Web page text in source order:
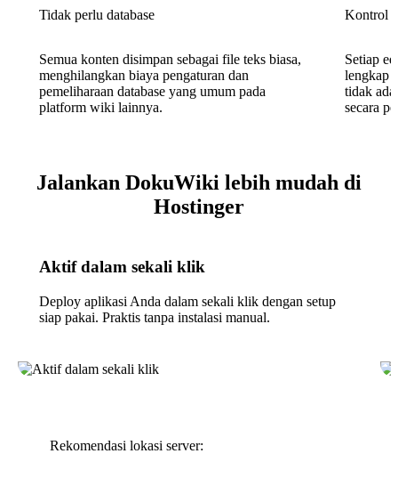
Tidak perlu database
Semua konten disimpan sebagai file teks biasa,
menghilangkan biaya pengaturan dan
pemeliharaan database yang umum pada
platform wiki lainnya.
Kontrol
Setiap
lengkap
tidak
secara
Jalankan DokuWiki lebih mudah di
Hostinger
Aktif dalam sekali klik
Deploy aplikasi Anda dalam sekali klik dengan setup
siap pakai. Praktis tanpa instalasi manual.
Rekomendasi lokasi server: